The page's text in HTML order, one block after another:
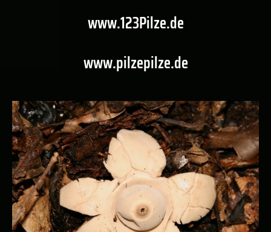
www.123Pilze.de
www.pilzepilze.de